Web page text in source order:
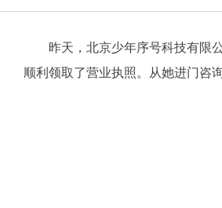
昨天，北京少年序号科技有限公
顺利领取了营业执照。从她进门咨